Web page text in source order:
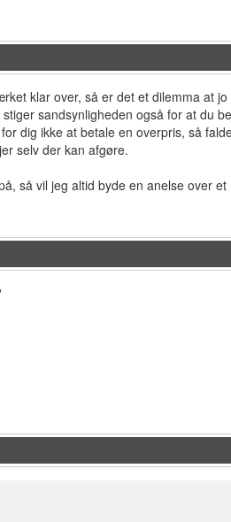
klar over, så er det et dilemma at
sandsynligheden også for at du
dig ikke at betale en overpris, så
selv der kan afgøre.
så vil jeg altid byde en anelse over